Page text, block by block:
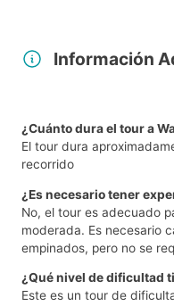
Información
¿Cuánto dura el tour a
El tour dura
recorrido
¿Es necesario tener
No, el tour es adecuado
moderada. Es necesario
empinados, pero no se
¿Qué nivel de dificultad
Este es un tour de